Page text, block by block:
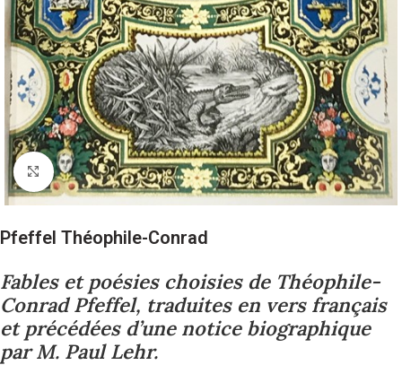
Cliquez pour agrandir
Pfeffel Théophile-Conrad
Fables et poésies choisies de Théophile-
Conrad Pfeffel, traduites en vers français
et précédées d’une notice biographique
par M. Paul Lehr.